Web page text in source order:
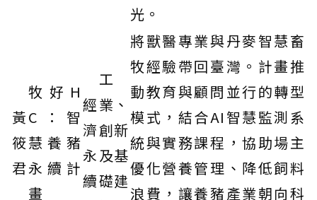
光。
黃
筱
君
牧好H
C：智
慧養豬
永續計
畫
經
濟
永
續
工
業、
創新
及基
礎建
將獸醫專業與丹麥智慧畜
牧經驗帶回臺灣。計畫推
動教育與顧問並行的轉型
模式，結合AI智慧監測系
統與實務課程，協助場主
優化營養管理、降低飼料
浪費，讓養豬產業朝向科